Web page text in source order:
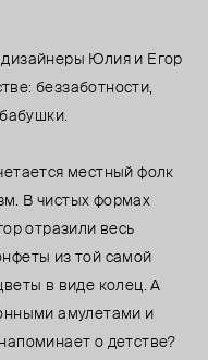
Юлия и Егор
беззаботности,
местный фолк
В чистых формах
отразили весь
из той самой
в виде колец. А
амулетами и
о детстве?